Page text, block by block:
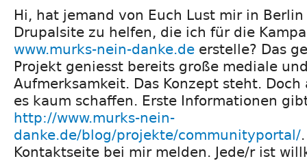
Hi, hat jemand von Euch Lust mir in
Drupalsite zu helfen, die ich für die
www.murks-nein-danke.de erstelle? Das
Projekt geniesst bereits große mediale
Aufmerksamkeit. Das Konzept steht.
es kaum schaffen. Erste Informationen
http://www.murks-nein-
danke.de/blog/projekte/communityportal/
Kontaktseite bei mir melden. Jede/r ist